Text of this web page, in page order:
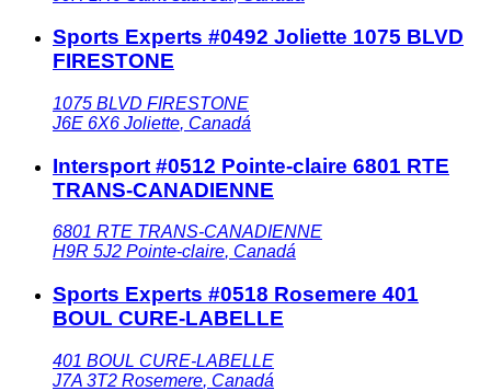
Sports Experts #0492 Joliette 1075 BLVD
FIRESTONE
1075 BLVD FIRESTONE
J6E 6X6 Joliette, Canadá
Intersport #0512 Pointe-claire 6801 RTE
TRANS-CANADIENNE
6801 RTE TRANS-CANADIENNE
H9R 5J2 Pointe-claire, Canadá
Sports Experts #0518 Rosemere 401
BOUL CURE-LABELLE
401 BOUL CURE-LABELLE
J7A 3T2 Rosemere, Canadá